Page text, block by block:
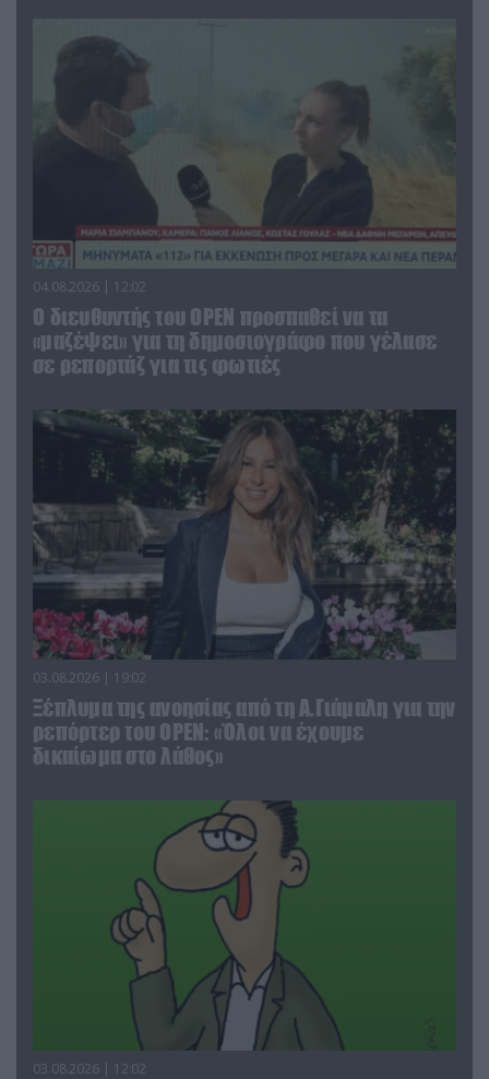
04.08.2026 | 12:02
O διευθυντής του OPEN προσπαθεί να τα
«μαζέψει» για τη δημοσιογράφο που γέλασε
σε ρεπορτάζ για τις φωτιές
03.08.2026 | 19:02
Ξέπλυμα της ανοησίας από τη Α.Γιάμαλη για την
ρεπόρτερ του ΟΡΕΝ: «Όλοι να έχουμε
δικαίωμα στο λάθος»
03.08.2026 | 12:02